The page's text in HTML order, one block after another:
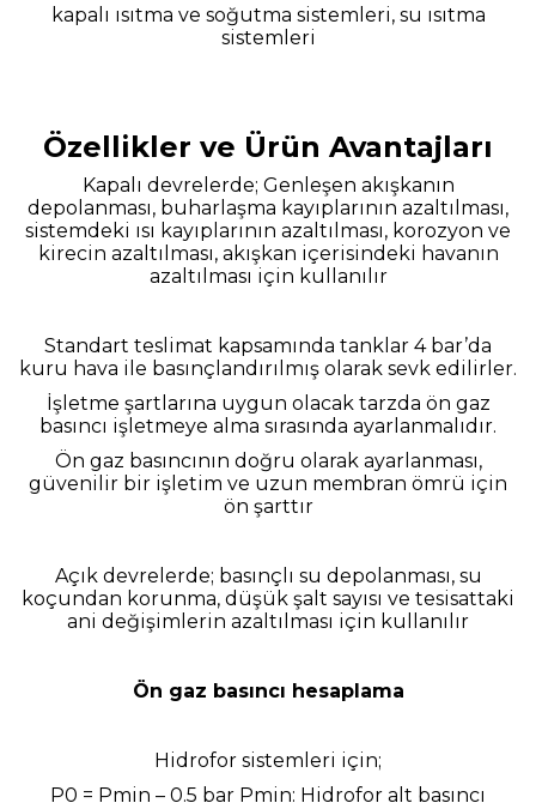
kapalı ısıtma ve soğutma sistemleri, su ısıtma
sistemleri
Özellikler ve Ürün Avantajları
Kapalı devrelerde; Genleşen akışkanın
depolanması, buharlaşma kayıplarının azaltılması,
sistemdeki ısı kayıplarının azaltılması, korozyon ve
kirecin azaltılması, akışkan içerisindeki havanın
azaltılması için kullanılır
Standart teslimat kapsamında tanklar 4 bar’da
kuru hava ile basınçlandırılmış olarak sevk edilirler.
İşletme şartlarına uygun olacak tarzda ön gaz
basıncı işletmeye alma sırasında ayarlanmalıdır.
Ön gaz basıncının doğru olarak ayarlanması,
güvenilir bir işletim ve uzun membran ömrü için
ön şarttır
Açık devrelerde; basınçlı su depolanması, su
koçundan korunma, düşük şalt sayısı ve tesisattaki
ani değişimlerin azaltılması için kullanılır
Ön gaz basıncı hesaplama
Hidrofor sistemleri için;
P0 = Pmin – 0.5 bar Pmin: Hidrofor alt basıncı